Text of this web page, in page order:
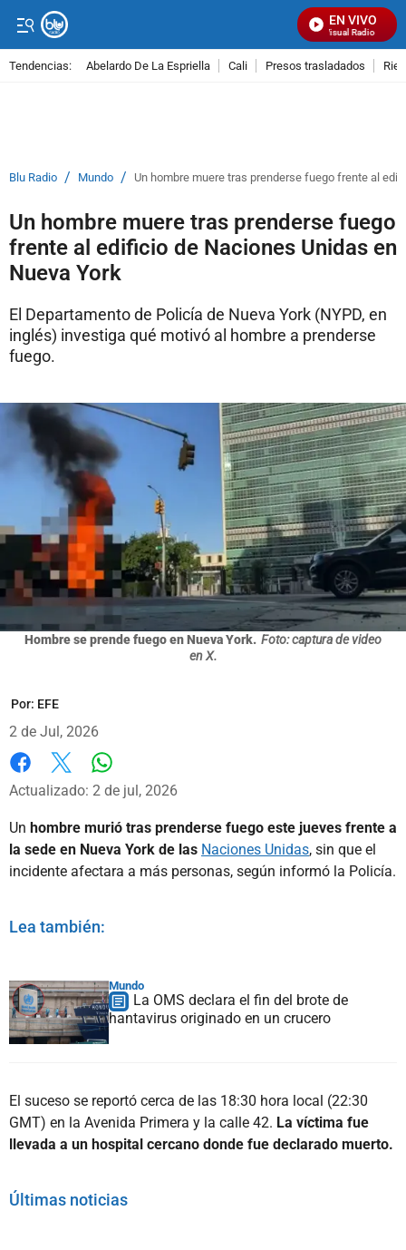
EN VIVO
Señal Visual Radio
Tendencias: Abelardo De La Espriella Cali Presos trasladados
Blu Radio / Mundo / Un hombre muere tras prenderse fuego frente al
Un hombre muere tras prenderse fuego
frente al edificio de Naciones Unidas en
Nueva York
El Departamento de Policía de Nueva York (NYPD, en
inglés) investiga qué motivó al hombre a prenderse
fuego.
Hombre se prende fuego en Nueva York. Foto: captura de video
en X.
Por: EFE
2 de Jul, 2026
Facebook
X
Actualizado: 2 de jul, 2026
Un hombre murió tras prenderse fuego este jueves frente a
la sede en Nueva York de las Naciones Unidas, sin que el
incidente afectara a más personas, según informó la Policía.
Lea también:
Mundo
La OMS declara el fin del brote de
hantavirus originado en un crucero
El suceso se reportó cerca de las 18:30 hora local (22:30
GMT) en la Avenida Primera y la calle 42. La víctima fue
llevada a un hospital cercano donde fue declarado muerto.
Últimas noticias